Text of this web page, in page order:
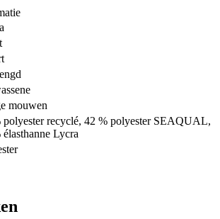
mouwen
polyester recyclé, 42 % polyester SEAQUAL,
élasthanne Lycra